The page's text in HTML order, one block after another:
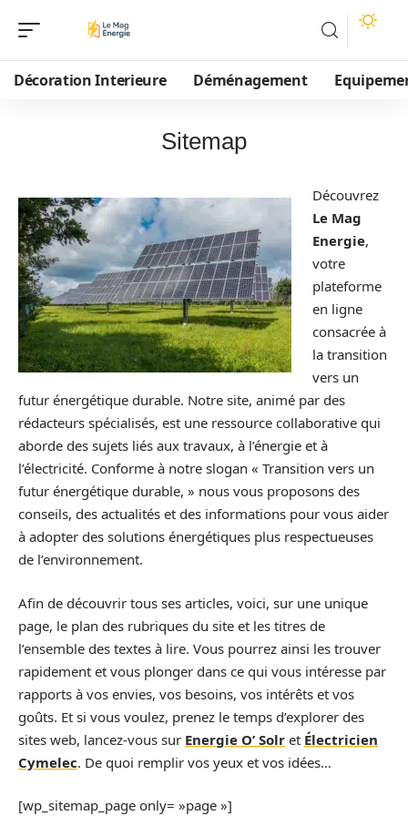
Décoration Interieure Déménagement
Sitemap
Découvrez
Le Mag
Energie,
votre
plateforme
en ligne
consacrée à
la transition
vers un
futur énergétique durable. Notre site, animé par des
rédacteurs spécialisés, est une ressource collaborative qui
aborde des sujets liés aux travaux, à l’énergie et à
l’électricité. Conforme à notre slogan « Transition vers un
futur énergétique durable, » nous vous proposons des
conseils, des actualités et des informations pour vous aider
à adopter des solutions énergétiques plus respectueuses
de l’environnement.
Afin de découvrir tous ses articles, voici, sur une unique
page, le plan des rubriques du site et les titres de
l’ensemble des textes à lire. Vous pourrez ainsi les trouver
rapidement et vous plonger dans ce qui vous intéresse par
rapports à vos envies, vos besoins, vos intérêts et vos
goûts. Et si vous voulez, prenez le temps d’explorer des
sites web, lancez-vous sur Energie O’ Solr et Électricien
Cymelec. De quoi remplir vos yeux et vos idées…
[wp_sitemap_page only= »page »]